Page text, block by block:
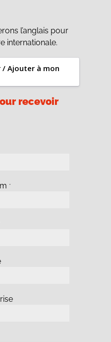
l’anglais pour
internationale.
/ Ajouter à mon
recevoir
*